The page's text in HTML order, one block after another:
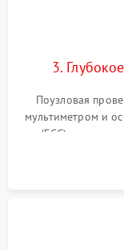
3.
Поузловая
мультиметром и
(ECC) и